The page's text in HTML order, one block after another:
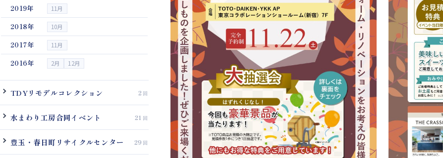
2019年 11月
2018年 10月
2017年 11月
2016年 2月 12月
TDYリモデルコレクション 2
水まわり工房合同イベント 21
豊玉・春日町リサイクルセンター 29